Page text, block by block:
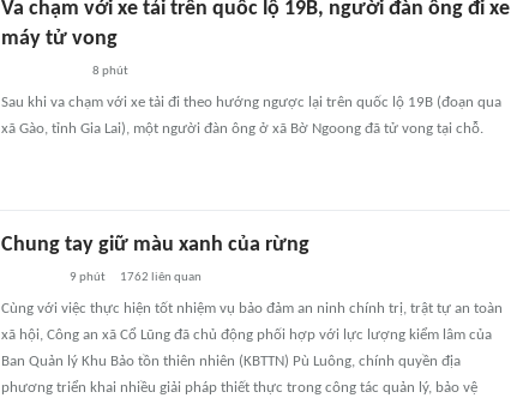
Va chạm với xe tải trên quốc lộ 19B, người đàn ông đi xe
máy tử vong
8 phút
Sau khi va chạm với xe tải đi theo hướng ngược lại trên quốc lộ 19B (đoạn qua
xã Gào, tỉnh Gia Lai), một người đàn ông ở xã Bờ Ngoong đã tử vong tại chỗ.
Chung tay giữ màu xanh của rừng
9 phút 1762 liên quan
Cùng với việc thực hiện tốt nhiệm vụ bảo đảm an ninh chính trị, trật tự an toàn
xã hội, Công an xã Cổ Lũng đã chủ động phối hợp với lực lượng kiểm lâm của
Ban Quản lý Khu Bảo tồn thiên nhiên (KBTTN) Pù Luông, chính quyền địa
phương triển khai nhiều giải pháp thiết thực trong công tác quản lý, bảo vệ